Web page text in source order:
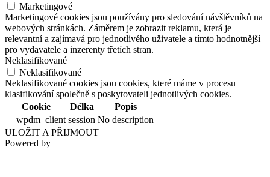
Marketingové
Marketingové cookies jsou používány pro sledování návštěvníků na
webových stránkách. Záměrem je zobrazit reklamu, která je
relevantní a zajímavá pro jednotlivého uživatele a tímto hodnotnější
pro vydavatele a inzerenty třetích stran.
Neklasifikované
Neklasifikované
Neklasifikované cookies jsou cookies, které máme v procesu
klasifikování společně s poskytovateli jednotlivých cookies.
Cookie
Délka
Popis
__wpdm_client session No description
ULOŽIT A PŘIJMOUT
Powered by